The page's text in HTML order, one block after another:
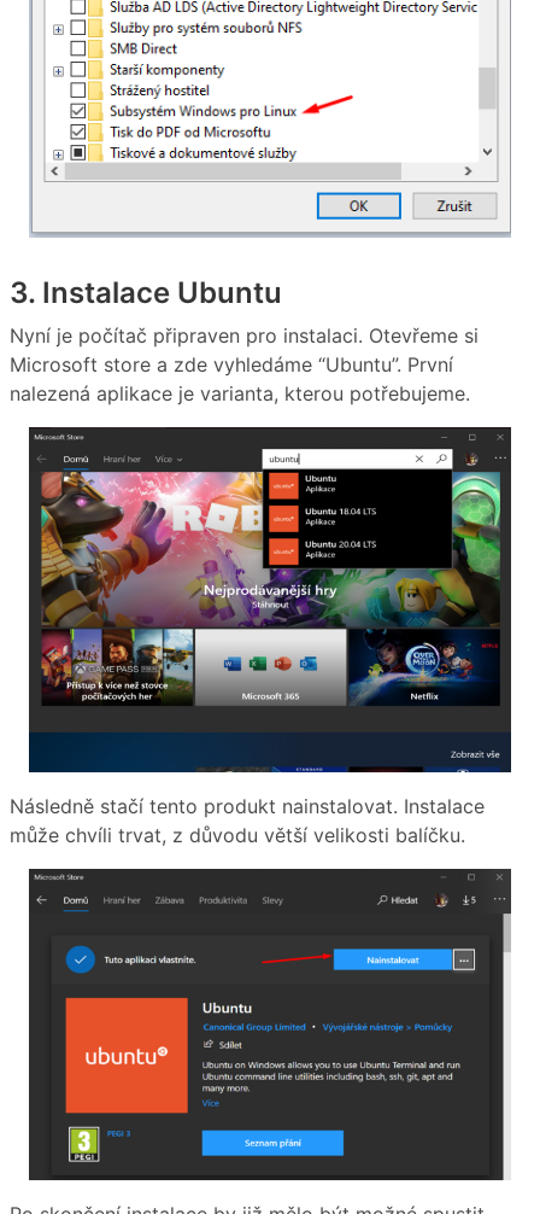
3. Instalace Ubuntu
Nyní je počítač připraven pro instalaci. Otevřeme si
Microsoft store a zde vyhledáme “Ubuntu”. První
nalezená aplikace je varianta, kterou potřebujeme.
Následně stačí tento produkt nainstalovat. Instalace
může chvíli trvat, z důvodu větší velikosti balíčku.